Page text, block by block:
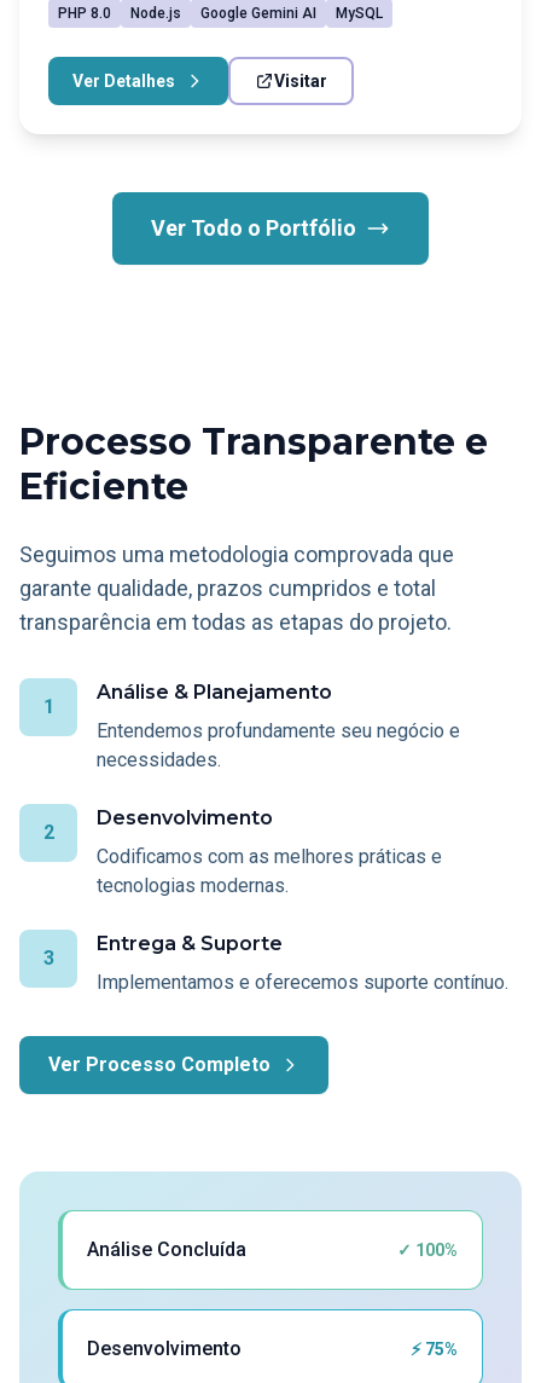
PHP 8.0 Node.js Google Gemini AI MySQL
Ver Detalhes Visitar
Ver Todo o Portfólio
Processo Transparente e
Eficiente
Seguimos uma metodologia comprovada que
garante qualidade, prazos cumpridos e total
transparência em todas as etapas do projeto.
1
Análise & Planejamento
Entendemos profundamente seu negócio e
necessidades.
2
Desenvolvimento
Codificamos com as melhores práticas e
tecnologias modernas.
3
Entrega & Suporte
Implementamos e oferecemos suporte contínuo.
Ver Processo Completo
Análise Concluída ✓ 100%
Desenvolvimento ⚡ 75%